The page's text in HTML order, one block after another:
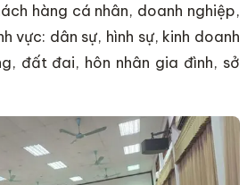
hàng cá nhân, doanh nghiệp,
vực: dân sự, hình sự, kinh doanh
đất đai, hôn nhân gia đình, sở